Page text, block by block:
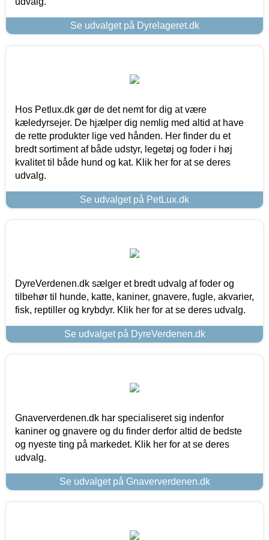
Se udvalget på Dyrelageret.dk
Hos Petlux.dk gør de det nemt for dig at være
kæledyrsejer. De hjælper dig nemlig med altid at have
de rette produkter lige ved hånden. Her finder du et
bredt sortiment af både udstyr, legetøj og foder i høj
kvalitet til både hund og kat. Klik her for at se deres
udvalg.
Se udvalget på PetLux.dk
DyreVerdenen.dk sælger et bredt udvalg af foder og
tilbehør til hunde, katte, kaniner, gnavere, fugle, akvarier,
fisk, reptiller og krybdyr. Klik her for at se deres udvalg.
Se udvalget på DyreVerdenen.dk
Gnaververdenen.dk har specialiseret sig indenfor
kaniner og gnavere og du finder derfor altid de bedste
og nyeste ting på markedet. Klik her for at se deres
udvalg.
Se udvalget på Gnaververdenen.dk